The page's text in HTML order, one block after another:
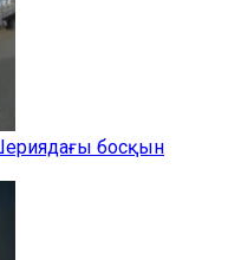
босқын